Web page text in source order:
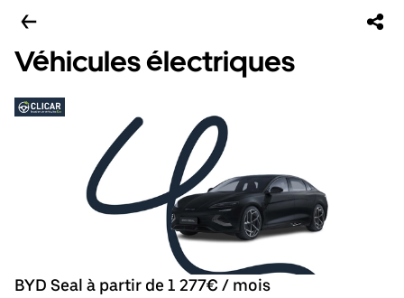
Véhicules électriques
BYD Seal à partir de 1 277€ / mois